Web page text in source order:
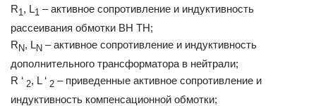
R1, L1 – активное сопротивление и индуктивность
рассеивания обмотки ВН ТН;
R N, LN – активное сопротивление и индуктивность
дополнительного трансформатора в нейтрали;
R ‘ 2, L ‘ 2 – приведенные активное сопротивление и
индуктивность компенсационной обмотки;